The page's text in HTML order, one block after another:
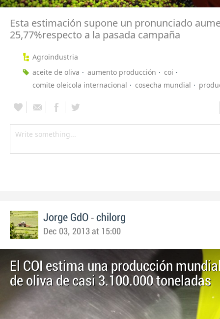
Esta estimación supone un pronunciado
25,77%respecto a la pasada campaña
Agroindustria
aceite de oliva
aumento producción
coi
comite oleicola internacional
cosecha mundial
Jorge GdO - chilorg
Dec 03, 2013 at 15:00
El COI estima una producción
de oliva de casi 3.100.000 toneladas